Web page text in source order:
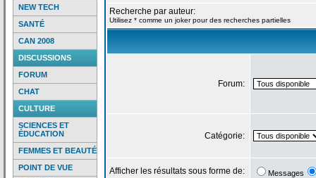
NEW TECH
SANTÉ
CAN 2008
DISCUSSIONS
FORUM
CHAT
CULTURE
SCIENCES ET
ÉDUCATION
FEMMES ET BEAUTÉ
POINT DE VUE
Recherche par auteur:
Utilisez * comme un joker pour des recherches partielles
Forum:
Catégorie:
Afficher les résultats sous forme de: Messages